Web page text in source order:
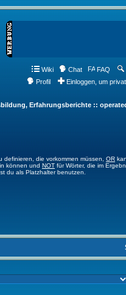
Wiki Chat FAQ
Profil
Einloggen, um
Erfahrungsberichte ::
definieren, die vorkommen müssen, OR
können und NOT für Wörter, die im
du als Platzhalter benutzen.